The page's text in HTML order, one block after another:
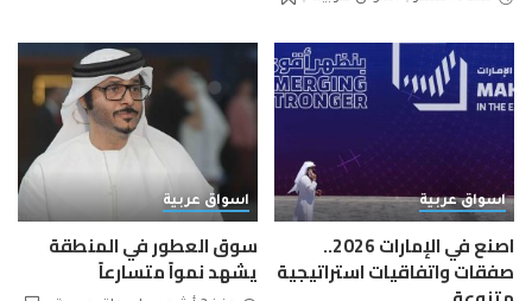
اسواق عربية
اصنع في الإمارات 2026..
صفقات واتفاقيات استراتيجية
اسواق عربية
سوق العطور في المنطقة
يشهد نمواً متسارعاً